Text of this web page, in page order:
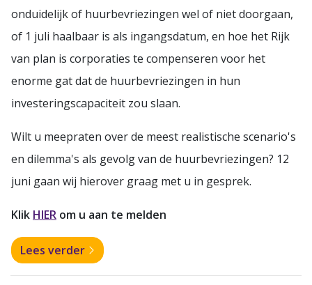
onduidelijk of huurbevriezingen wel of niet doorgaan,
of 1 juli haalbaar is als ingangsdatum, en hoe het Rijk
van plan is corporaties te compenseren voor het
enorme gat dat de huurbevriezingen in hun
investeringscapaciteit zou slaan.
Wilt u meepraten over de meest realistische scenario's
en dilemma's als gevolg van de huurbevriezingen? 12
juni gaan wij hierover graag met u in gesprek.
Klik HIER om u aan te melden
Lees verder